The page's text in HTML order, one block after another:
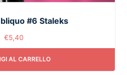
#6 Staleks
€5,40
AL CARRELLO